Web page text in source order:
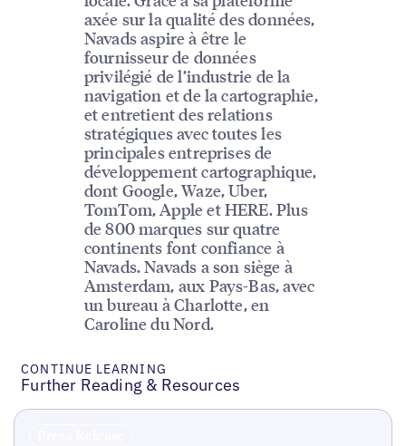
axée sur la qualité des données,
Navads aspire à être le
fournisseur de données
privilégié de l’industrie de la
navigation et de la cartographie,
et entretient des relations
stratégiques avec toutes les
principales entreprises de
développement cartographique,
dont Google, Waze, Uber,
TomTom, Apple et HERE. Plus
de 800 marques sur quatre
continents font confiance à
Navads. Navads a son siège à
Amsterdam, aux Pays-Bas, avec
un bureau à Charlotte, en
Caroline du Nord.
CONTINUE LEARNING
Further Reading & Resources